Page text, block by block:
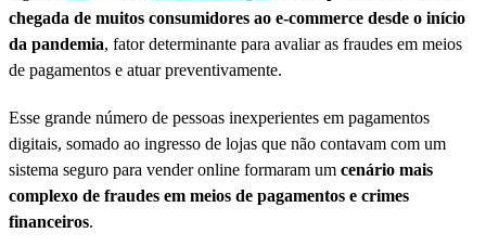
chegada de muitos consumidores ao e-commerce desde o início
da pandemia, fator determinante para avaliar as fraudes em meios
de pagamentos e atuar preventivamente.
Esse grande número de pessoas inexperientes em pagamentos
digitais, somado ao ingresso de lojas que não contavam com um
sistema seguro para vender online formaram um cenário mais
complexo de fraudes em meios de pagamentos e crimes
financeiros.